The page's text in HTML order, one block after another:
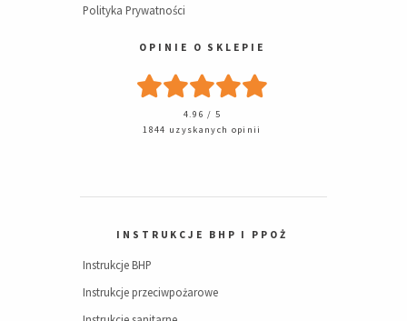
Polityka Prywatności
OPINIE O SKLEPIE
4.96 / 5
1844 uzyskanych opinii
INSTRUKCJE BHP I PPOŻ
Instrukcje BHP
Instrukcje przeciwpożarowe